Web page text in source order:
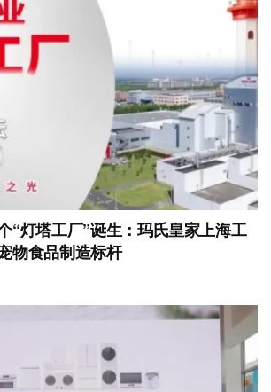
“灯塔工厂”诞生：玛氏皇家上海工
物食品制造标杆